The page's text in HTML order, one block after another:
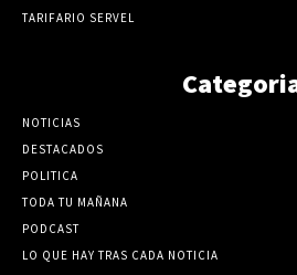
TARIFARIO SERVEL
NOTICIAS
DESTACADOS
POLITICA
TODA TU MAÑANA
PODCAST
LO QUE HAY TRAS CADA NOTICIA